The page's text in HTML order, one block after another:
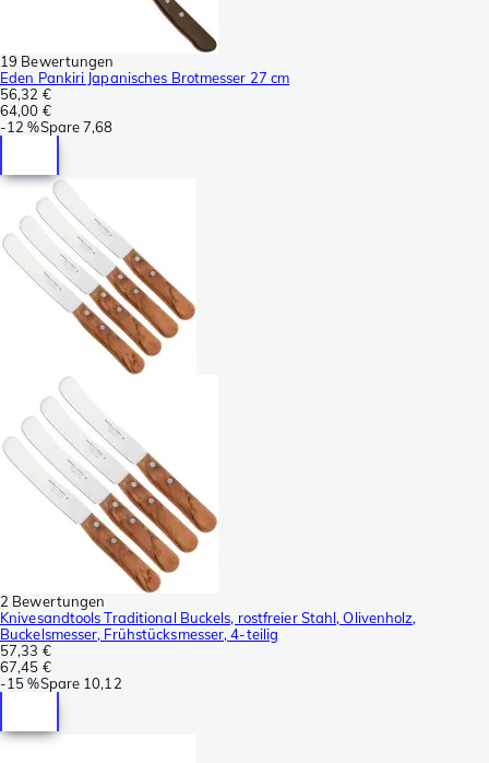
19 Bewertungen
Eden Pankiri Japanisches Brotmesser 27 cm
56,32 €
64,00 €
-12 %Spare7,68
2 Bewertungen
Knivesandtools Traditional Buckels, rostfreier Stahl, Olivenholz,
Buckelsmesser, Frühstücksmesser, 4-teilig
57,33 €
67,45 €
-15 %Spare 10,12